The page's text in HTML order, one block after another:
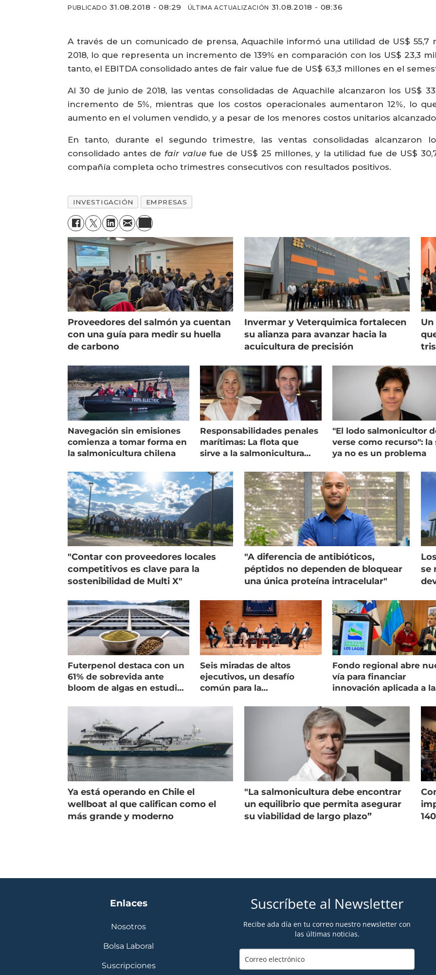
PUBLICADO 31.08.2018 - 08:29 ÚLTIMA ACTUALIZACIÓN 31.08.2018 - 08:36
A través de un comunicado de prensa, Aquachile informó una utilidad de US$
2018, lo que representa un incremento de 139% en comparación con los US$ 23,3
tanto, el EBITDA consolidado antes de fair value fue de US$ 63,3 millones en el
Al 30 de junio de 2018, las ventas consolidadas de Aquachile alcanzaron los US$
incremento de 5%, mientras que los costos operacionales aumentaron 12%, lo
aumento en el volumen vendido, y a pesar de los menores costos unitarios
En tanto, durante el segundo trimestre, las ventas consolidadas alcanzaron
consolidado antes de fair valuefue de US$ 25 millones, y la utilidad fue de US$
compañía completa ocho trimestres consecutivos con resultados positivos.
INVESTIGACIÓN EMPRESAS
Proveedores del salmón ya cuentan
con una guía para medir su huella
de carbono
Invermar y Veterquimica fortalecen
su alianza para avanzar hacia la
acuicultura de precisión
Navegación sin emisiones
comienza a tomar forma en
la salmonicultura chilena
Responsabilidades penales
marítimas: La flota que
sirve a la salmonicultura
"El lodo salmonicultor
verse como recurso": la
ya no es un problema
"Contar con proveedores locales
competitivos es clave para la
sostenibilidad de Multi X"
"A diferencia de antibióticos,
péptidos no dependen de bloquear
una única proteína intracelular"
se
Futerpenol destaca con un
61% de sobrevida ante
bloom de algas en estudio
Seis miradas de altos
ejecutivos, un desafío
común para la
Fondo regional abre
vía para financiar
innovación aplicada a la
Ya está operando en Chile el
wellboat al que califican como el
más grande y moderno
"La salmonicultura debe encontrar
un equilibrio que permita asegurar
su viabilidad de largo plazo”
Enlaces
Nosotros
Bolsa Laboral
Suscripciones
Suscríbete al Newsletter
Recibe ada día en tu correo nuestro newsletter con
las últimas noticias.